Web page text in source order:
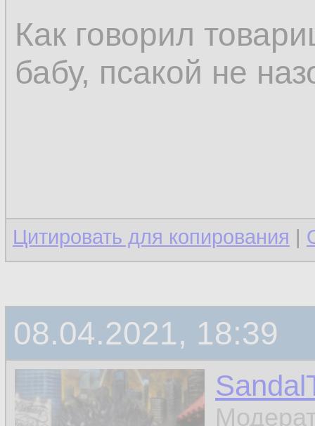
Как говорил
бабу, псакой не
Цитировать для копирования |
08.04.2021, 18:39